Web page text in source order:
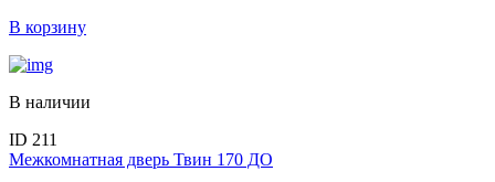
В корзину
В наличии
ID 211
Межкомнатная дверь Твин 170 ДО